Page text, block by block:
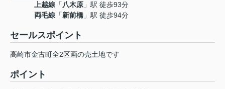
上越線 「 八木原 」駅 徒歩93分
両毛線 「新前橋 」駅 徒歩94分
セールスポイント
高崎市金古町全2区画の売土地です
ポイント